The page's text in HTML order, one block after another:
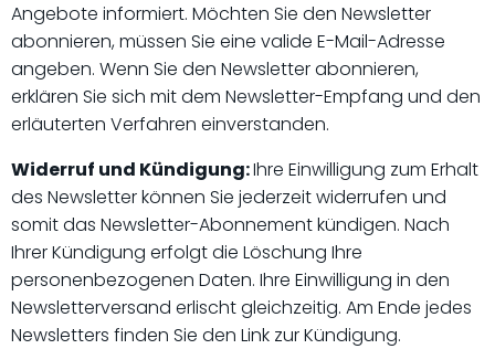
Angebote informiert. Möchten Sie den Newsletter
abonnieren, müssen Sie eine valide E-Mail-Adresse
angeben. Wenn Sie den Newsletter abonnieren,
erklären Sie sich mit dem Newsletter-Empfang und den
erläuterten Verfahren einverstanden.
Widerruf und Kündigung:Ihre Einwilligung zum Erhalt
des Newsletter können Sie jederzeit widerrufen und
somit das Newsletter-Abonnement kündigen. Nach
Ihrer Kündigung erfolgt die Löschung Ihre
personenbezogenen Daten. Ihre Einwilligung in den
Newsletterversand erlischt gleichzeitig. Am Ende jedes
Newsletters finden Sie den Link zur Kündigung.